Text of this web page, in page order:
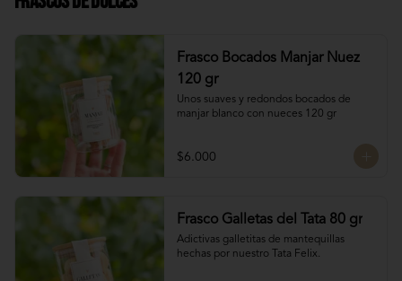
Frasco Bocados Manjar Nuez
120 gr
Unos suaves y redondos bocados de
manjar blanco con nueces 120 gr
$6.000
Frasco Galletas del Tata 80 gr
Adictivas galletitas de mantequillas
hechas por nuestro Tata Felix.